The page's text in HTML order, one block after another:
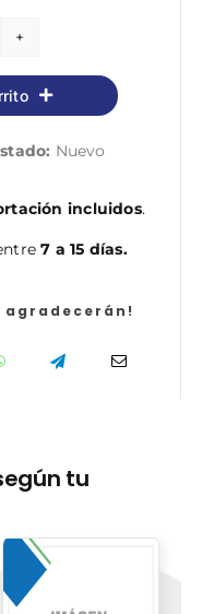
Nuevo
incluidos.
7 a 15 días.
agradecerán!
tu